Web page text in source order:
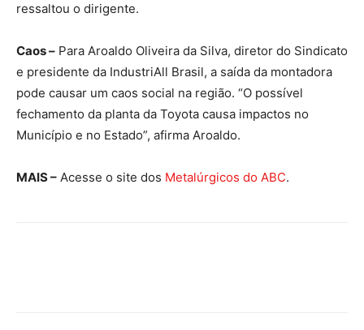
ressaltou o dirigente.
Caos – Para Aroaldo Oliveira da Silva, diretor do Sindicato
e presidente da IndustriAll Brasil, a saída da montadora
pode causar um caos social na região. “O possível
fechamento da planta da Toyota causa impactos no
Município e no Estado”, afirma Aroaldo.
MAIS – Acesse o site dos Metalúrgicos do ABC.